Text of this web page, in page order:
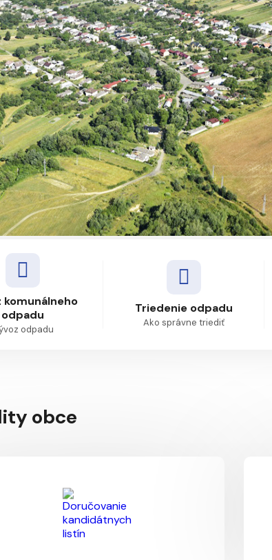
komunálneho
odpadu
odpadu
Triedenie odpadu
Ako správne triediť
obce